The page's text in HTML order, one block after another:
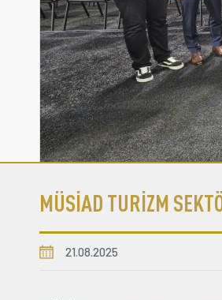
MÜSİAD TURİZM
21.08.2025